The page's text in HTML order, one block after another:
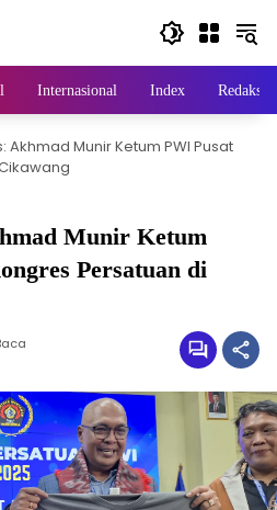
Internasional Index Redaksi
Akhmad Munir Ketum PWI Pusat
Munir Ketum
Persatuan di